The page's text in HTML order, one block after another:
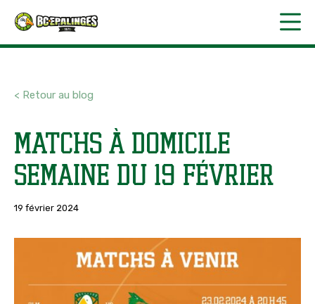
< Retour au blog
Matchs à domicile
semaine du 19 février
19 février 2024